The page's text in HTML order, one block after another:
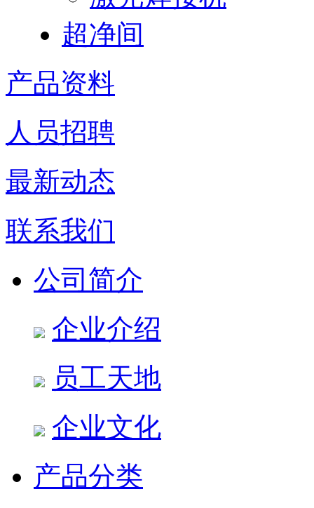
超净间
产品资料
人员招聘
最新动态
联系我们
公司简介
企业介绍
员工天地
企业文化
产品分类